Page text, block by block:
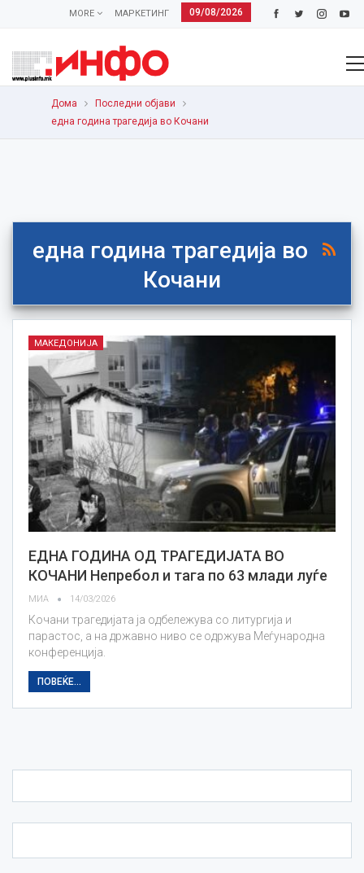
09/08/2026
МАРКЕТИНГ
MORE
Дома
Последни објави
една година трагедија во Кочани
една година трагедија во
Кочани
МАКЕДОНИЈА
ЕДНА ГОДИНА ОД ТРАГЕДИЈАТА ВО
КОЧАНИ Непребол и тага по 63 млади луѓе
МИА 14/03/2026
Кочани трагедијата ја одбележува со литургија и
парастос, а на државно ниво се одржува Меѓународна
конференција.
ПОВЕЌЕ...